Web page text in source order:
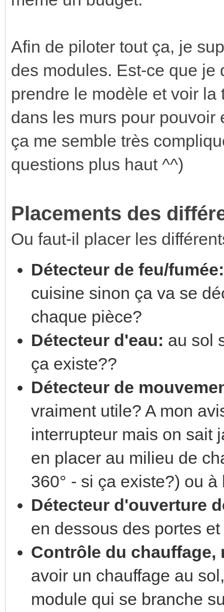
Afin de piloter tout ça, je
des modules. Est-ce que
prendre le modèle et voir
dans les murs pour
ça me semble très
questions plus haut ^^)
Placements des
Ou faut-il placer les
Détecteur de feu/fumée:
cuisine sinon ça va se
chaque pièce?
Détecteur d'eau: au sol
ça existe??
Détecteur de
vraiment utile? A mon
interrupteur mais on sait
en placer au milieu de
360° - si ça existe?) ou
Détecteur d'ouverture
en dessous des portes
Contrôle du chauffage,
avoir un chauffage au
module qui se branche